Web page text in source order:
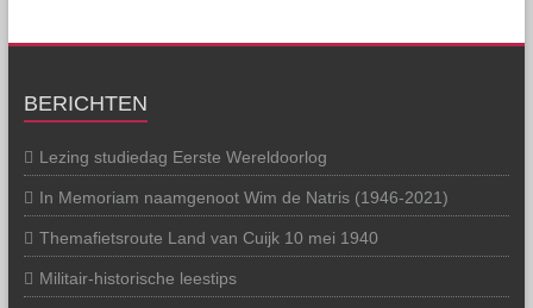
BERICHTEN
Lezing studiedag Eerste Wereldoorlog
In Memoriam naamgenoot Wim de Natris (1946-2021)
Themafietsroute Land van Cuijk 10 mei 1940
Militair-historische leestips